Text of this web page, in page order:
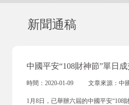
新聞通稿
中國平安“108財神節”單日
時間：2020-01-09 文章來源：中
1月8日，已舉辦六屆的中國平安“108